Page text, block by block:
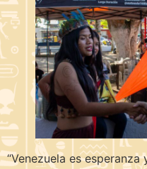
“Venezuela es